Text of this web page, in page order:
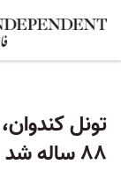
تونل
۸۸ ساله شد